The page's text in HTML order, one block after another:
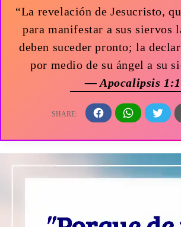
“La revelación de Jesucristo,
para manifestar a sus siervos
deben suceder pronto; la
por medio de su ángel a su
— Apocalipsis 1:1